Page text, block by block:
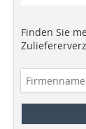
Finden Sie